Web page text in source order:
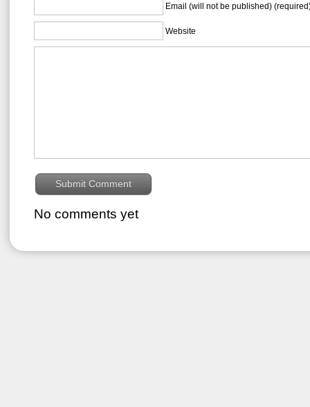
Email (will not be published)
Website
No comments yet